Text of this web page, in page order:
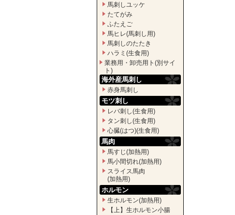
馬刺しユッケ
たてがみ
ふたえご
馬ヒレ(馬刺し用)
馬刺しのたたき
ハラミ(生食用)
業務用・卸売用ト(別サイ
ト)
海外産馬刺し
赤身馬刺し
モツ刺し
レバ刺し(生食用)
タン刺し(生食用)
心臓(はつ)(生食用)
馬肉
馬すじ(加熱用)
馬小間切れ(加熱用)
スライス馬肉
(加熱用)
ホルモン
生ホルモン(加熱用)
【上】生ホルモン小腸